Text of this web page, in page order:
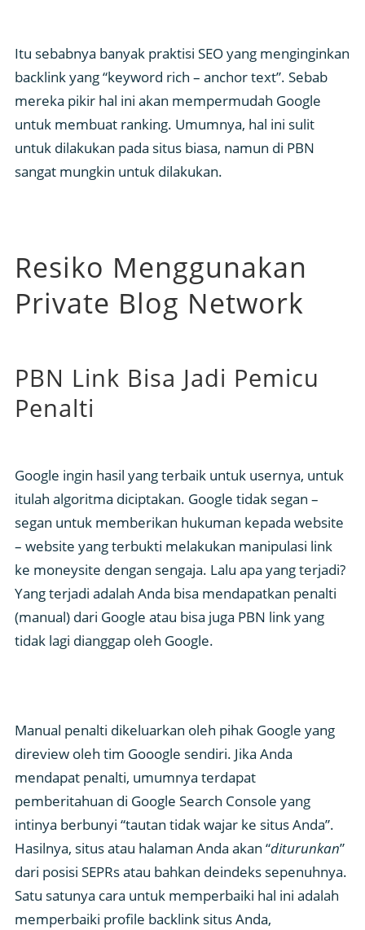
Itu sebabnya banyak praktisi SEO yang menginginkan
backlink yang “keyword rich – anchor text”. Sebab
mereka pikir hal ini akan mempermudah Google
untuk membuat ranking. Umumnya, hal ini sulit
untuk dilakukan pada situs biasa, namun di PBN
sangat mungkin untuk dilakukan.
Resiko Menggunakan
Private Blog Network
PBN Link Bisa Jadi Pemicu
Penalti
Google ingin hasil yang terbaik untuk usernya, untuk
itulah algoritma diciptakan. Google tidak segan –
segan untuk memberikan hukuman kepada website
– website yang terbukti melakukan manipulasi link
ke moneysite dengan sengaja. Lalu apa yang terjadi?
Yang terjadi adalah Anda bisa mendapatkan penalti
(manual) dari Google atau bisa juga PBN link yang
tidak lagi dianggap oleh Google.
Manual penalti dikeluarkan oleh pihak Google yang
direview oleh tim Gooogle sendiri. Jika Anda
mendapat penalti, umumnya terdapat
pemberitahuan di Google Search Console yang
intinya berbunyi “tautan tidak wajar ke situs Anda”.
Hasilnya, situs atau halaman Anda akan “diturunkan”
dari posisi SEPRs atau bahkan deindeks sepenuhnya.
Satu satunya cara untuk memperbaiki hal ini adalah
memperbaiki profile backlink situs Anda,